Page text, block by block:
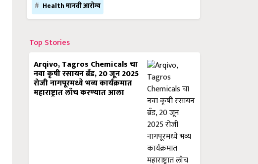
Health मानवी आरोग्य
Top Stories
Arqivo, Tagros Chemicals चा
नवा कृषी रसायन ब्रँड, 20 जून 2025
रोजी नागपूरमध्ये भव्य कार्यक्रमात
महाराष्ट्रात लाँच करण्यात आला